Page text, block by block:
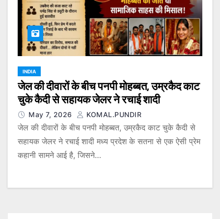
INDIA
जेल की दीवारों के बीच पनपी मोहब्बत, उम्रकैद काट
चुके कैदी से सहायक जेलर ने रचाई शादी
May 7, 2026 KOMAL.PUNDIR
जेल की दीवारों के बीच पनपी मोहब्बत, उम्रकैद काट चुके कैदी से
सहायक जेलर ने रचाई शादी मध्य प्रदेश के सतना से एक ऐसी प्रेम
कहानी सामने आई है, जिसने…